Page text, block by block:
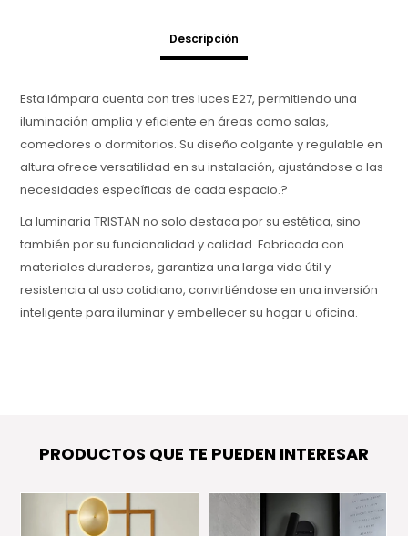
Descripción
Esta lámpara cuenta con tres luces E27, permitiendo una
iluminación amplia y eficiente en áreas como salas,
comedores o dormitorios. Su diseño colgante y regulable en
altura ofrece versatilidad en su instalación, ajustándose a las
necesidades específicas de cada espacio.?
La luminaria TRISTAN no solo destaca por su estética, sino
también por su funcionalidad y calidad. Fabricada con
materiales duraderos, garantiza una larga vida útil y
resistencia al uso cotidiano, convirtiéndose en una inversión
inteligente para iluminar y embellecer su hogar u oficina.
PRODUCTOS QUE TE PUEDEN INTERESAR